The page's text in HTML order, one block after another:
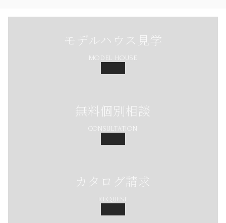
モデルハウス見学
MODEL HOUSE
無料個別相談
CONSULTATION
カタログ請求
REQUEST